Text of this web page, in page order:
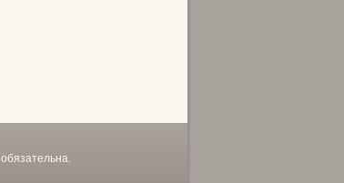
обязательна.